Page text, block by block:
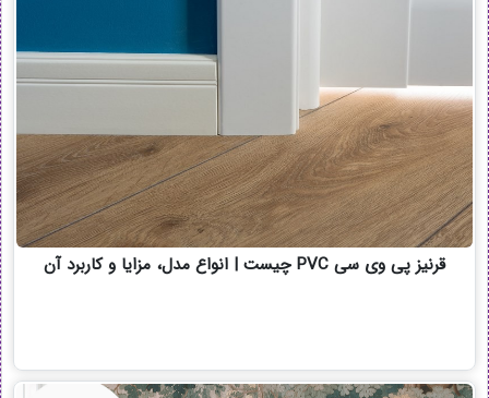
قرنیز پی وی سی PVC چیست | انواع مدل، مزایا و کاربرد آن